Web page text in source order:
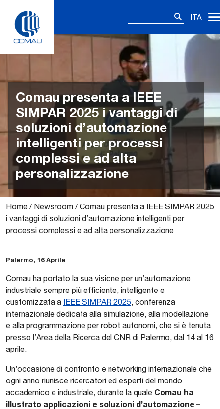
content
ITA
Comau presenta a IEEE
SIMPAR 2025 i vantaggi di
soluzioni d’automazione
intelligenti per processi
complessi e ad alta
personalizzazione
Home / Newsroom /Comau presenta a IEEE SIMPAR 2025
i vantaggi di soluzioni d’automazione intelligenti per
processi complessi e ad alta personalizzazione
Palermo, 16 Aprile
Comau ha portato la sua visione per un’automazione
industriale sempre più efficiente, intelligente e
customizzata a IEEE SIMPAR 2025, conferenza
internazionale dedicata alla simulazione, alla modellazione
e alla programmazione per robot autonomi, che si è tenuta
presso l’Area della Ricerca del CNR di Palermo, dal 14 al 16
aprile.
Un’occasione di confronto e networking internazionale che
ogni anno riunisce ricercatori ed esperti del mondo
accademico e industriale, durante la quale Comau ha
illustrato applicazioni e soluzioni d’automazione –